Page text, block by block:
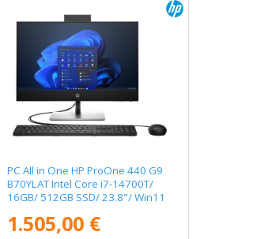
PC All in One HP ProOne 440 G9
B70YLAT Intel Core i7-14700T/
16GB/ 512GB SSD/ 23.8"/ Win11
1.505,00 €